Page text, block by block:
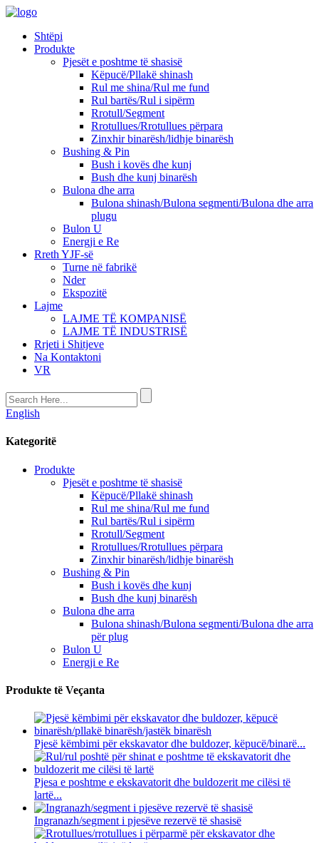
Shtëpi
Produkte
Pjesët e poshtme të shasisë
Këpucë/Pllakë shinash
Rul me shina/Rul me fund
Rul bartës/Rul i sipërm
Rrotull/Segment
Rrotullues/Rrotullues përpara
Zinxhir binarësh/lidhje binarësh
Bushing & Pin
Bush i kovës dhe kunj
Bush dhe kunj binarësh
Bulona dhe arra
Bulona shinash/Bulona segmenti/Bulona dhe arra
plugu
Bulon U
Energji e Re
Rreth YJF-së
Turne në fabrikë
Nder
Ekspozitë
Lajme
LAJME TË KOMPANISË
LAJME TË INDUSTRISË
Rrjeti i Shitjeve
Na Kontaktoni
VR
English
Kategoritë
Produkte
Pjesët e poshtme të shasisë
Këpucë/Pllakë shinash
Rul me shina/Rul me fund
Rul bartës/Rul i sipërm
Rrotull/Segment
Rrotullues/Rrotullues përpara
Zinxhir binarësh/lidhje binarësh
Bushing & Pin
Bush i kovës dhe kunj
Bush dhe kunj binarësh
Bulona dhe arra
Bulona shinash/Bulona segmenti/Bulona dhe arra
për plug
Bulon U
Energji e Re
Produkte të Veçanta
Pjesë këmbimi për ekskavator dhe buldozer, këpucë/binarë...
Pjesa e poshtme e ekskavatorit dhe buldozerit me cilësi të
lartë...
Ingranazh/segment i pjesëve rezervë të shasisë